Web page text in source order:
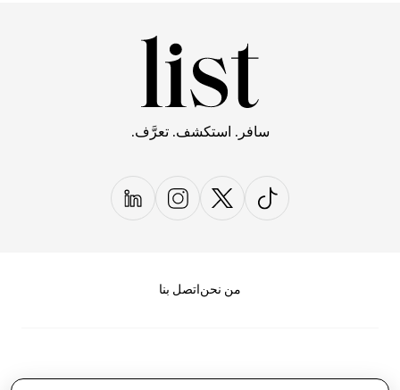
سافر. استكشف. تعرَّف.
من نحن اتصل بنا